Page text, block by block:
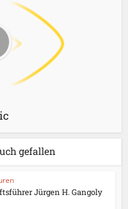
gefallen
Jürgen H. Gangoly